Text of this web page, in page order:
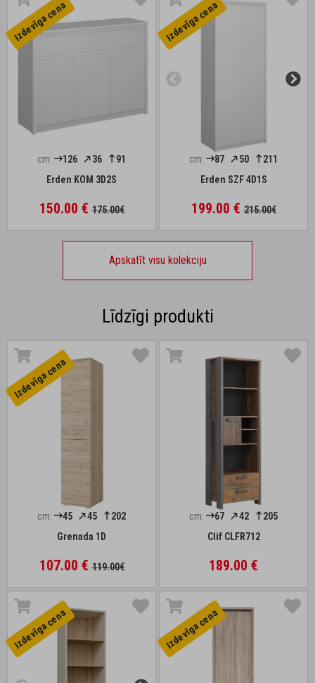
Izdevīga cena
cm: 126 36
91
Erden KOM 3D2S
150.00 €175.00€
Izdevīga cena
cm: 87 50
211
Erden SZF 4D1S
199.00 €215.00€
Apskatīt visu kolekciju
Līdzīgi produkti
Izdevīga cena
cm: 45 45
202
Grenada 1D
107.00 €119.00€
cm: 67 42
205
Clif CLFR712
189.00 €
Izdevīga cena Izdevīga cena